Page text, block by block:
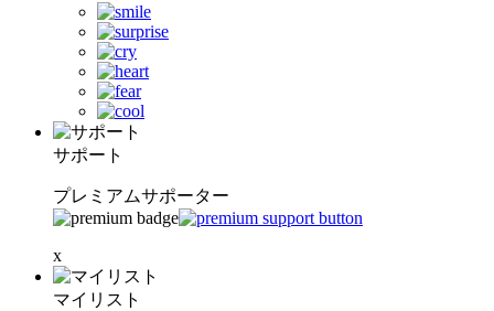
サポート
プレミアムサポーター
x
マイリスト